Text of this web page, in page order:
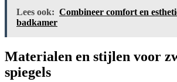
Lees ook: Combineer comfort en
badkamer
Materialen en stijlen voor
spiegels